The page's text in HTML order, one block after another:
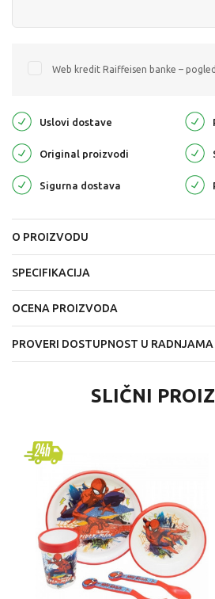
Web kredit Raiffeisen banke –
Uslovi dostave
Original proizvodi
Sigurna dostava
O PROIZVODU
SPECIFIKACIJA
OCENA PROIZVODA
PROVERI DOSTUPNOST U RADNJAMA
SLIČNI